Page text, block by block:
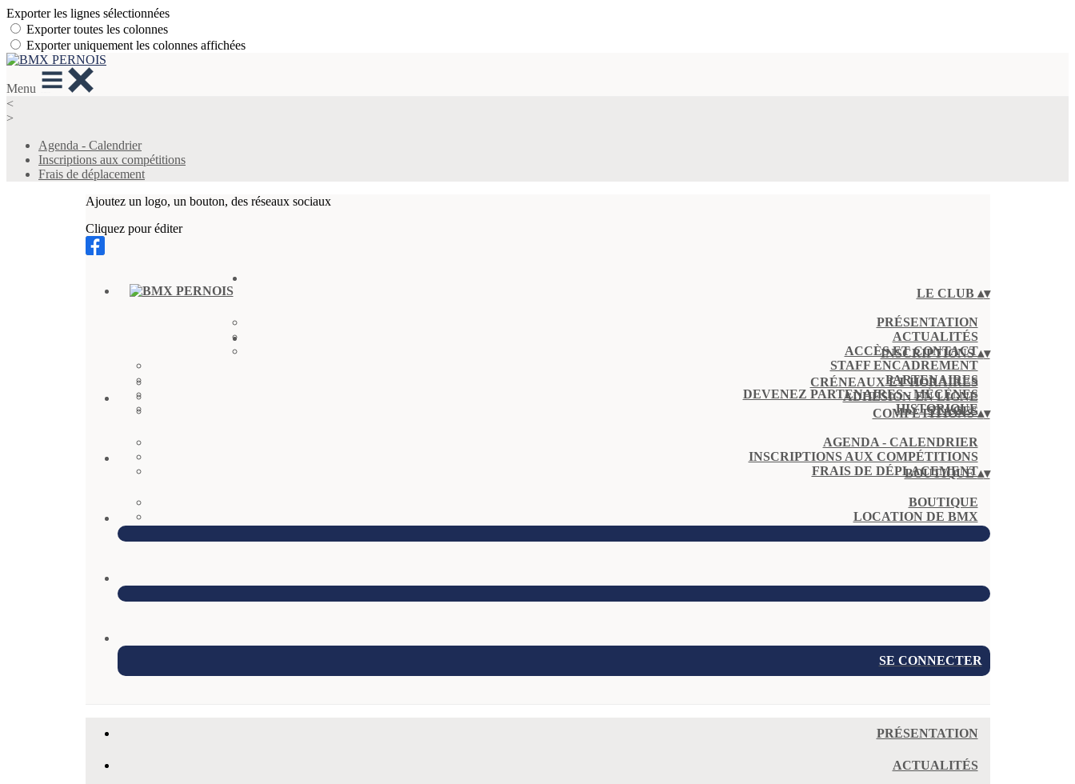
Exporter les lignes sélectionnées
Exporter toutes les colonnes
Exporter uniquement les colonnes affichées
Menu
<
>
Agenda - Calendrier
Inscriptions aux compétitions
Frais de déplacement
Ajoutez un logo, un bouton, des réseaux sociaux
Cliquez pour éditer
LE CLUB ▴▾
PRÉSENTATION
ACTUALITÉS
ACCÈS ET CONTACT
STAFF ENCADREMENT
PARTENAIRES
DEVENEZ PARTENAIRES - MÉCÈNES
HISTORIQUE
INSCRIPTIONS▴▾
CRÉNEAUX ET HORAIRES
ADHÉSION EN LIGNE
STAGES
COMPÉTITIONS▴▾
AGENDA - CALENDRIER
INSCRIPTIONS AUX COMPÉTITIONS
FRAIS DE DÉPLACEMENT
BOUTIQUE▴▾
BOUTIQUE
LOCATION DE BMX
SE CONNECTER
PRÉSENTATION
ACTUALITÉS